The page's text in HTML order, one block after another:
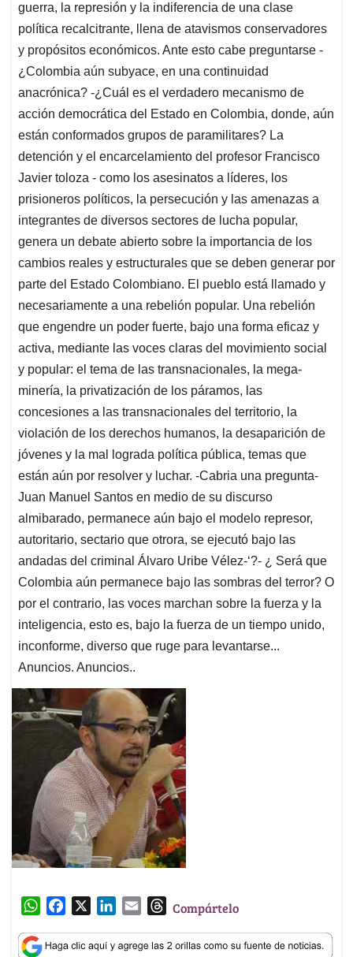
guerra, la represión y la indiferencia de una clase
política recalcitrante, llena de atavismos conservadores
y propósitos económicos. Ante esto cabe preguntarse -
¿Colombia aún subyace, en una continuidad
anacrónica? -¿Cuál es el verdadero mecanismo de
acción democrática del Estado en Colombia, donde, aún
están conformados grupos de paramilitares? La
detención y el encarcelamiento del profesor Francisco
Javier toloza - como los asesinatos a líderes, los
prisioneros políticos, la persecución y las amenazas a
integrantes de diversos sectores de lucha popular,
genera un debate abierto sobre la importancia de los
cambios reales y estructurales que se deben generar por
parte del Estado Colombiano. El pueblo está llamado y
necesariamente a una rebelión popular. Una rebelión
que engendre un poder fuerte, bajo una forma eficaz y
activa, mediante las voces claras del movimiento social
y popular: el tema de las transnacionales, la mega-
minería, la privatización de los páramos, las
concesiones a las transnacionales del territorio, la
violación de los derechos humanos, la desaparición de
jóvenes y la mal lograda política pública, temas que
están aún por resolver y luchar. -Cabria una pregunta-
Juan Manuel Santos en medio de su discurso
almibarado, permanece aún bajo el modelo represor,
autoritario, sectario que otrora, se ejecutó bajo las
andadas del criminal Álvaro Uribe Vélez-‘?- ¿ Será que
Colombia aún permanece bajo las sombras del terror? O
por el contrario, las voces marchan sobre la fuerza y la
inteligencia, esto es, bajo la fuerza de un tiempo unido,
inconforme, diverso que ruge para levantarse...
Anuncios. Anuncios..
W
a
c
n
a
T
r
Compártelo